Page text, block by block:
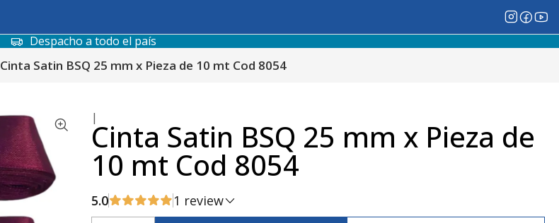
Despacho a todo el país
Cinta Satin BSQ 25 mm x Pieza de 10 mt Cod 8054
|
Cinta Satin BSQ 25 mm x Pieza de
10 mt Cod 8054
5.0 1 review